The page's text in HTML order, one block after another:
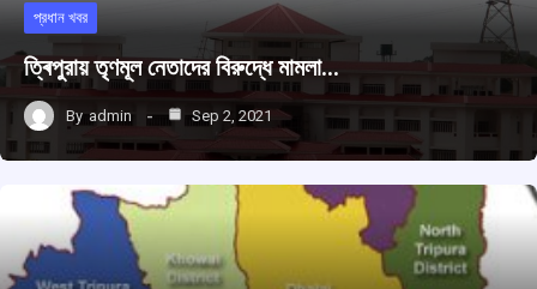
প্রধান খবর
ত্ৰিপুরায় তৃণমূল নেতাদের বিরুদ্ধে মামলা…
By admin Sep 2, 2021